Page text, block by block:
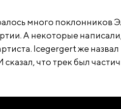
много поклонников
А некоторые
Icegergert же назвал
сказал, что трек был